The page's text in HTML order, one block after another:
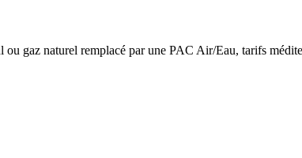
ou gaz naturel remplacé par une PAC Air/Eau, tarifs